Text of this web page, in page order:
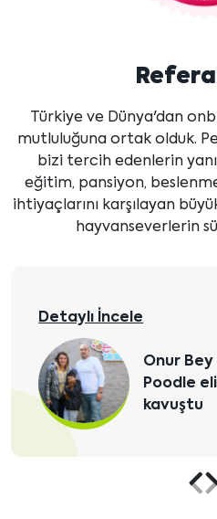
Türkiye ve Dünya'dan
mutluluğuna ortak olduk.
bizi tercih edenlerin
eğitim, pansiyon,
ihtiyaçlarını karşılayan
hayvanseverlerin
Detaylı İncele
Berrin
Teacup
kavuştular